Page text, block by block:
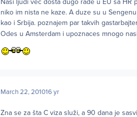
Nasi ljudi vec dosta dugo rade u EU sa
niko im nista ne kaze. A duze su u
kao i Srbija. poznajem par takvih
Odes u Amsterdam i upoznaces mnogo
March 22, 201016 yr
Zna se za šta C viza služi, a 90 dana je